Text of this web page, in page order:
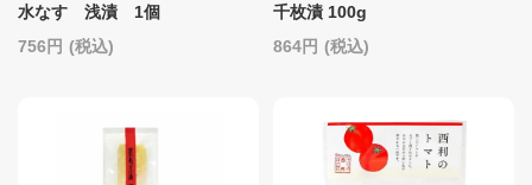
水なす 浅漬 1個
756
(税込)
千枚漬 100g
864
(税込)